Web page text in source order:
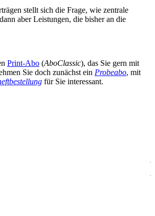
stellt sich die Frage, wie zentrale
aber Leistungen, die bisher an die
Print-Abo (AboClassic), das Sie gern mit
Sie doch zunächst ein Probeabo, mit
für Sie interessant.